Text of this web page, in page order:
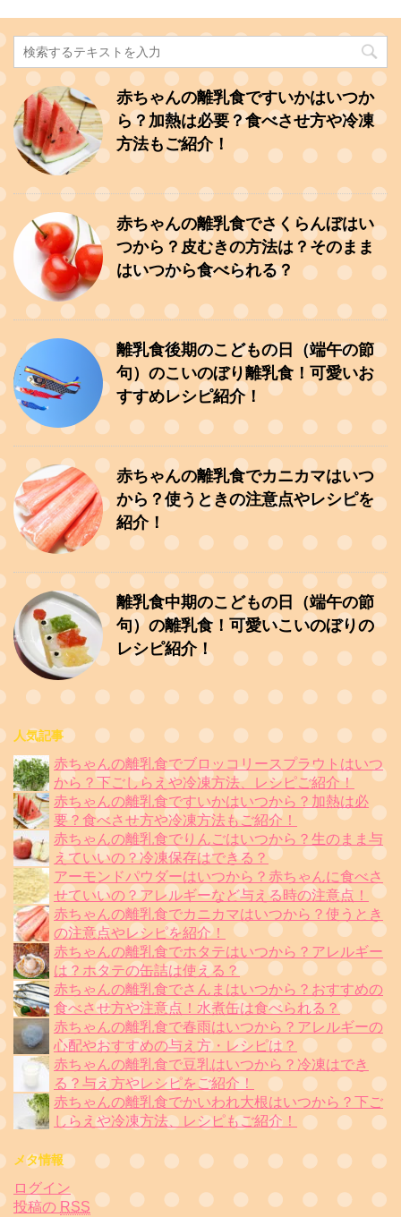
赤ちゃんの離乳食ですいかはいつか
ら？加熱は必要？食べさせ方や冷凍
方法もご紹介！
赤ちゃんの離乳食でさくらんぼはい
つから？皮むきの方法は？そのまま
はいつから食べられる？
離乳食後期のこどもの日（端午の節
句）のこいのぼり離乳食！可愛いお
すすめレシピ紹介！
赤ちゃんの離乳食でカニカマはいつ
から？使うときの注意点やレシピを
紹介！
離乳食中期のこどもの日（端午の節
句）の離乳食！可愛いこいのぼりの
レシピ紹介！
人気記事
赤ちゃんの離乳食でブロッコリースプラウトはいつ
から？下ごしらえや冷凍方法、レシピご紹介！
赤ちゃんの離乳食ですいかはいつから？加熱は必
要？食べさせ方や冷凍方法もご紹介！
赤ちゃんの離乳食でりんごはいつから？生のまま与
えていいの？冷凍保存はできる？
アーモンドパウダーはいつから？赤ちゃんに食べさ
せていいの？アレルギーなど与える時の注意点！
赤ちゃんの離乳食でカニカマはいつから？使うとき
の注意点やレシピを紹介！
赤ちゃんの離乳食でホタテはいつから？アレルギー
は？ホタテの缶詰は使える？
赤ちゃんの離乳食でさんまはいつから？おすすめの
食べさせ方や注意点！水煮缶は食べられる？
赤ちゃんの離乳食で春雨はいつから？アレルギーの
心配やおすすめの与え方・レシピは？
赤ちゃんの離乳食で豆乳はいつから？冷凍はでき
る？与え方やレシピをご紹介！
赤ちゃんの離乳食でかいわれ大根はいつから？下ご
しらえや冷凍方法、レシピもご紹介！
メタ情報
ログイン
投稿の RSS